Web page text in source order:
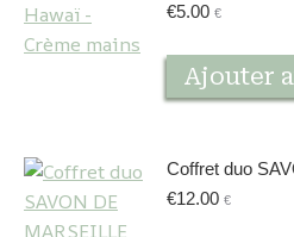
€5.00 €
Ajouter
Coffret duo
€12.00 €